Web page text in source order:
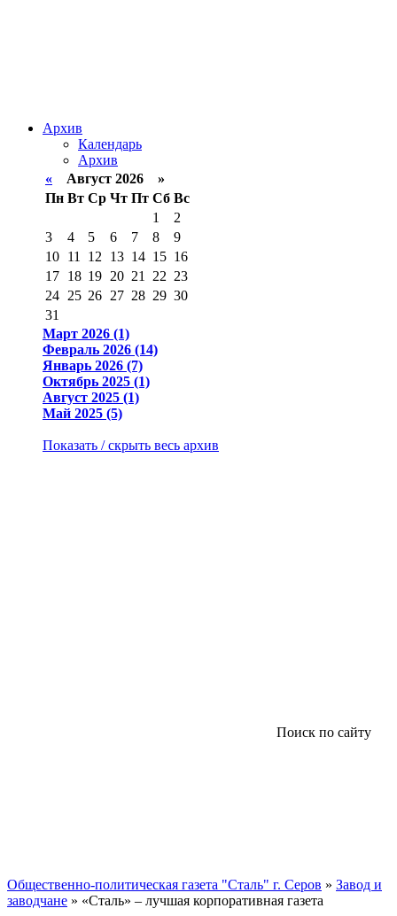
Архив
Календарь
Архив
« Август 2026 »
Пн Вт Ср Чт Пт Сб Вс
1
2
3
4 5 6 7 8
9
10 11 12 13 14 15 16
17 18 19 20 21 22 23
24 25 26 27 28 29 30
31
Март 2026 (1)
Февраль 2026 (14)
Январь 2026 (7)
Октябрь 2025 (1)
Август 2025 (1)
Май 2025 (5)
Показать / скрыть весь архив
Поиск по сайту
Общественно-политическая газета "Сталь" г. Серов » Завод и
заводчане » «Сталь» – лучшая корпоративная газета